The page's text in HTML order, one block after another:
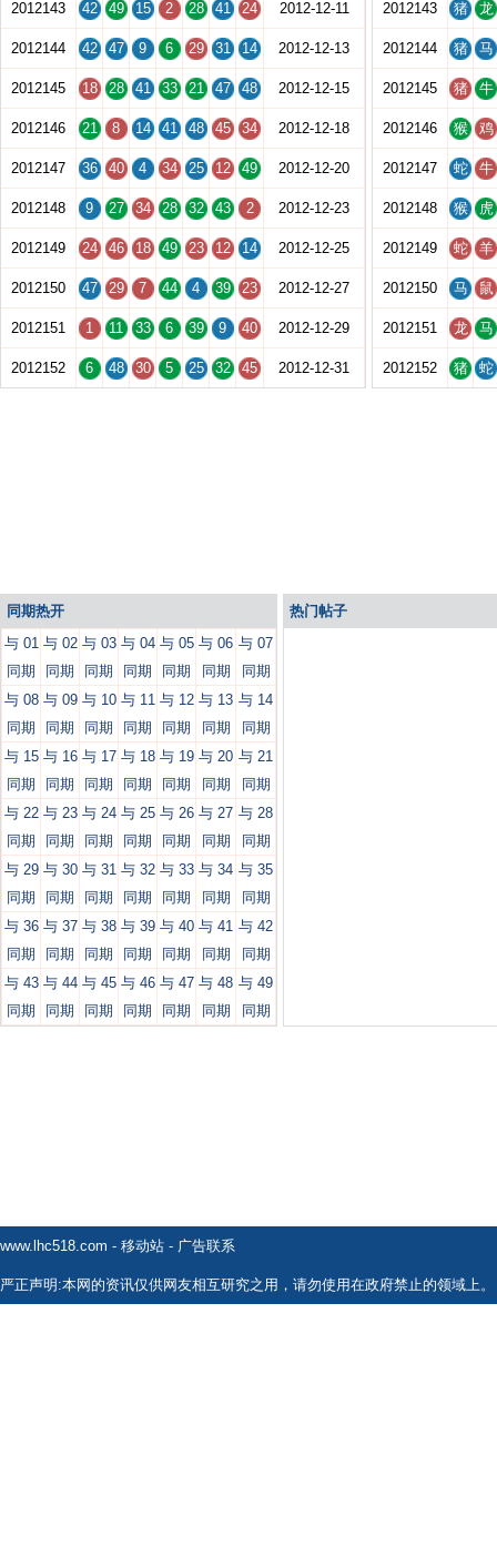
2012143 42 49 15 2 28 41 24 2012-12-11
2012144 42 47 9 6 29 31 14 2012-12-13
2012145 18 28 41 33 21 47 48 2012-12-15
2012146 21 8 14 41 48 45 34 2012-12-18
2012147 36 40 4 34 25 12 49 2012-12-20
2012148 9 27 34 28 32 43 2 2012-12-23
2012149 24 46 18 49 23 12 14 2012-12-25
2012150 47 29 7 44 4 39 23 2012-12-27
2012151 1 11 33 6 39 9 40 2012-12-29
2012152 6 48 30 5 25 32 45 2012-12-31
2012143 猪 龙
2012144 猪 马
2012145 猪 牛
2012146 猴 鸡
2012147 蛇 牛
2012148 猴 虎
2012149 蛇 羊
2012150 马 鼠
2012151 龙 马
2012152 猪 蛇
同期热开
与 01
同期
与 02
同期
与 03
同期
与 04
同期
与 05
同期
与 06
同期
与 07
同期
与 08
同期
与 09
同期
与 10
同期
与 11
同期
与 12
同期
与 13
同期
与 14
同期
与 15
同期
与 16
同期
与 17
同期
与 18
同期
与 19
同期
与 20
同期
与 21
同期
与 22
同期
与 23
同期
与 24
同期
与 25
同期
与 26
同期
与 27
同期
与 28
同期
与 29
同期
与 30
同期
与 31
同期
与 32
同期
与 33
同期
与 34
同期
与 35
同期
与 36
同期
与 37
同期
与 38
同期
与 39
同期
与 40
同期
与 41
同期
与 42
同期
与 43
同期
与 44
同期
与 45
同期
与 46
同期
与 47
同期
与 48
同期
与 49
同期
热门帖子
www.lhc518.com - 移动站 - 广告联系
严正声明:本网的资讯仅供网友相互研究之用，请勿使用在政府禁止的领域上。